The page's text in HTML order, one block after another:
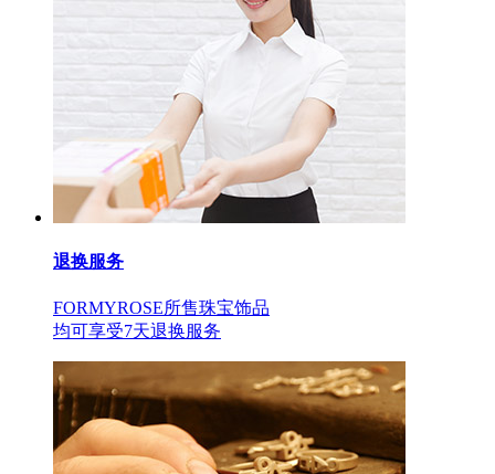
退换服务
FORMYROSE所售珠宝饰品
均可享受7天退换服务